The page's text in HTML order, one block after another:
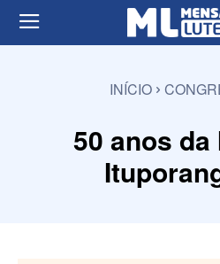
INÍCIO
50 anos da